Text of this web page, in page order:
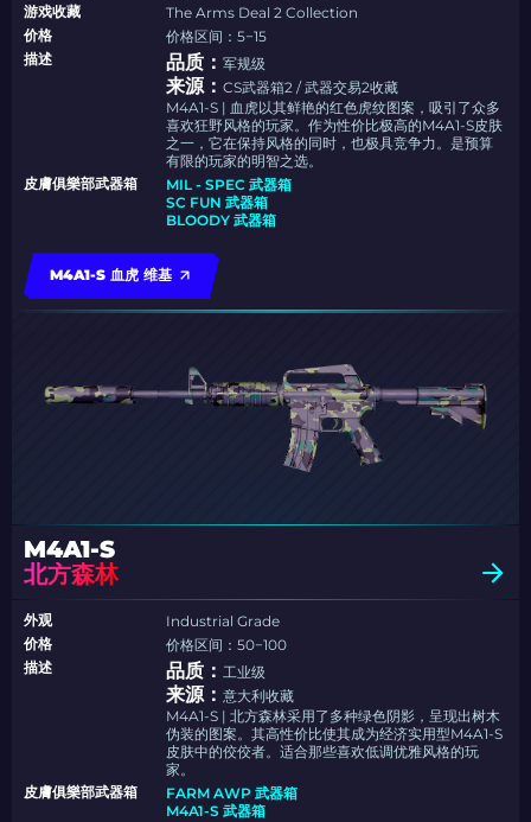
游戏收藏
The Arms Deal 2 Collection
价格
价格区间：5−15
描述
品质：军规级
来源：CS武器箱2 / 武器交易2收藏
M4A1-S | 血虎以其鲜艳的红色虎纹图案，吸引了众多
喜欢狂野风格的玩家。作为性价比极高的M4A1-S皮肤
之一，它在保持风格的同时，也极具竞争力。是预算
有限的玩家的明智之选。
皮膚俱樂部武器箱
MIL - SPEC 武器箱
SC FUN 武器箱
BLOODY 武器箱
M4A1-S 血虎 维基
M4A1-S
北方森林
外观
Industrial Grade
价格
价格区间：50−100
描述
品质：工业级
来源：意大利收藏
M4A1-S | 北方森林采用了多种绿色阴影，呈现出树木
伪装的图案。其高性价比使其成为经济实用型M4A1-S
皮肤中的佼佼者。适合那些喜欢低调优雅风格的玩
家。
皮膚俱樂部武器箱
FARM AWP 武器箱
M4A1-S 武器箱